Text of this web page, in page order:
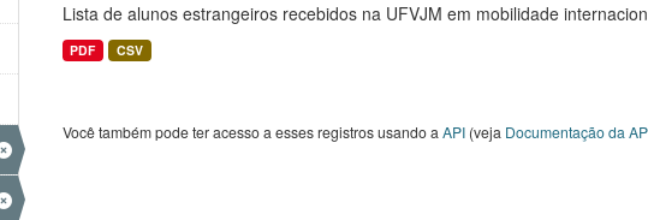
Lista de alunos estrangeiros recebidos na UFVJM em mobilidade
PDF CSV
Você também pode ter acesso a esses registros usando a API(veja Documentação da